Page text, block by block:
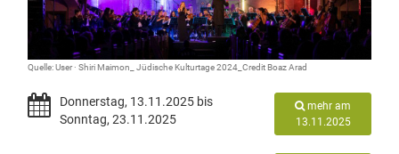
Quelle: User · Shiri Maimon_ Jüdische Kulturtage 2024_Credit Boaz Arad
Donnerstag, 13.11.2025 bis
Sonntag, 23.11.2025
mehr am
13.11.2025